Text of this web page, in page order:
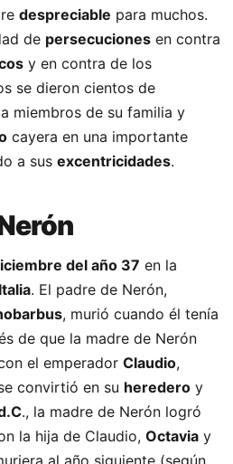
despreciable para muchos.
de persecuciones en contra
y en contra de los
se dieron cientos de
miembros de su familia y
cayera en una importante
a sus excentricidades.
del año 37 en la
Italia. El padre de Nerón,
, murió cuando él tenía
de que la madre de Nerón
el emperador Claudio,
convirtió en su heredero y
., la madre de Nerón logró
la hija de Claudio, Octavia y
al año siguiente (según